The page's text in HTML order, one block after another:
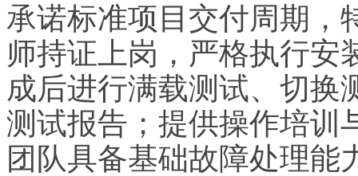
承诺标准项目交付周期，
师持证上岗，严格执行安
成后进行满载测试、切换
测试报告；提供操作培训
团队具备基础故障处理能